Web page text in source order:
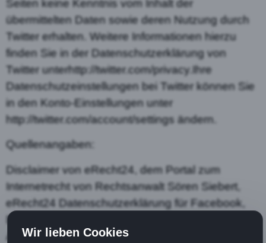
Seiten keine Kenntnis vom Inhalt der
übermittelten Daten sowie deren Nutzung durch
Twitter erhalten. Weitere Informationen hierzu
finden Sie in der Datenschutzerklärung von
Twitter unterhttp://twitter.com/privacy.Ihre
Datenschutzeinstellungen bei Twitter können Sie
in den Konto-Einstellungen unter
http://twitter.com/account/settings ändern.
Quellenangaben:
Disclaimer von eRecht24, dem Portal zum
Internetrecht von Rechtsanwalt Sören Siebert,
eRecht24 Datenschutzerklärung für Facebook,
Datenschutzerklärung Google Analytics, Google
Adsense Datenschutzerklärung,
Wir lieben Cookies